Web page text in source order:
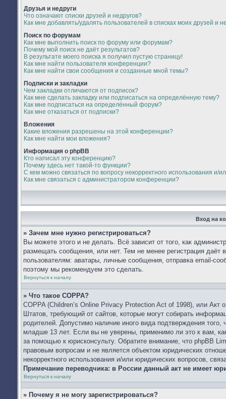
Друзья и недруги
Что означают списки друзей и недругов?
Как мне добавлять/удалять пользователей в списках моих друзей и
Поиск по форумам
Как мне выполнить поиск по форуму или форумам?
Почему мой поиск не даёт результатов?
В результате моего поиска я получил пустую страницу!
Как мне найти пользователя конференции?
Как мне найти свои сообщения и созданные мной темы?
Подписки и закладки
Чем закладки отличаются от подписок?
Как мне сделать закладку или подписаться на определённую тему?
Как мне подписаться на определённый форум?
Как мне отказаться от подписки?
Вложения
Какие вложения разрешены на этой конференции?
Как мне найти мои вложения?
Информация о phpBB
Кто написал эту конференцию?
Почему здесь нет такой-то функции?
С кем можно связаться по вопросу некорректного использования
Как мне связаться с администратором конференции?
Вход на
» Зачем мне нужно регистрироваться?
Вы можете этого и не делать. Всё зависит от того, как
размещать сообщения, или нет. Тем не менее регистрация
пользователям: аватары, личные сообщения, отправка email-
поэтому мы рекомендуем это сделать.
Вернуться к началу
» Что такое COPPA?
COPPA (Children’s Online Privacy Protection Act of 1998), или Акт
Штатов, требующий от сайтов, которые могут собирать
родителей. Допустимо наличие иного вида подтверждения
младше 13 лет. Если вы не уверены, применимо ли это к вам,
за помощью к юрисконсульту. Обратите внимание, что phpBB
правовым вопросам и не является объектом юридических
некорректного использования и/или юридических вопросов,
Примечание переводчика: в России данный акт не имеет
Вернуться к началу
» Почему я не могу зарегистрироваться?